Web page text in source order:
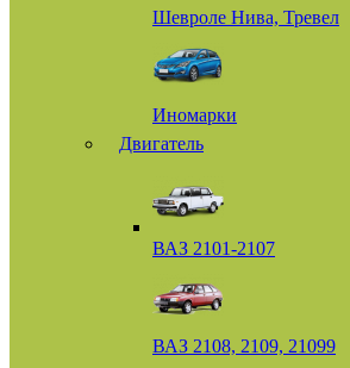
Шевроле Нива, Тревел
Иномарки
Двигатель
ВАЗ 2101-2107
ВАЗ 2108, 2109, 21099